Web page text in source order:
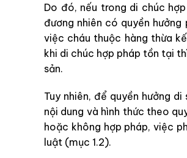
Do đó, nếu trong di chúc
đương nhiên có quyền
việc cháu thuộc hàng thừa
khi di chúc hợp pháp tồn tại
sản.
Tuy nhiên, để quyền hưởng
nội dung và hình thức theo
hoặc không hợp pháp, việc
luật (mục 1.2).